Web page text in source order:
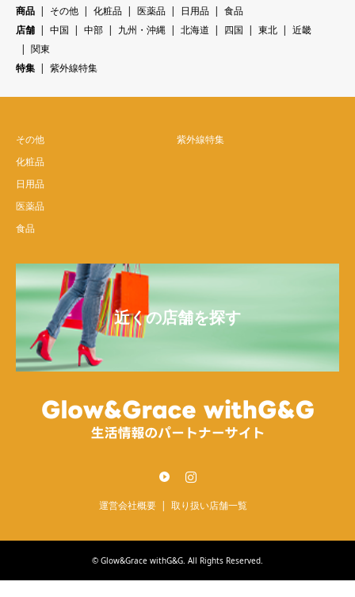
商品
その他 化粧品 医薬品 日用品
食品
店舗
中国 中部 九州・沖縄 北海道 四国 東北
近畿
関東
特集
紫外線特集
その他
化粧品
日用品
医薬品
食品
紫外線特集
近くの店舗を探す
運営会社概要 取り扱い店舗一覧
© Glow&Grace withG&G. All Rights Reserved.